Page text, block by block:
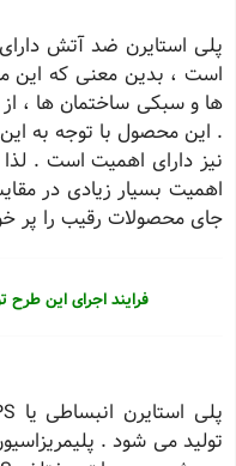
پلی استایرن ضد آتش
است ، بدین معنی که این
ها و سبکی ساختمان ها ،
. این محصول با توجه به
نیز دارای اهمیت است .
اهمیت بسیار زیادی در
جای محصولات رقیب را پر
فرایند اجرای این
تولید می شود .